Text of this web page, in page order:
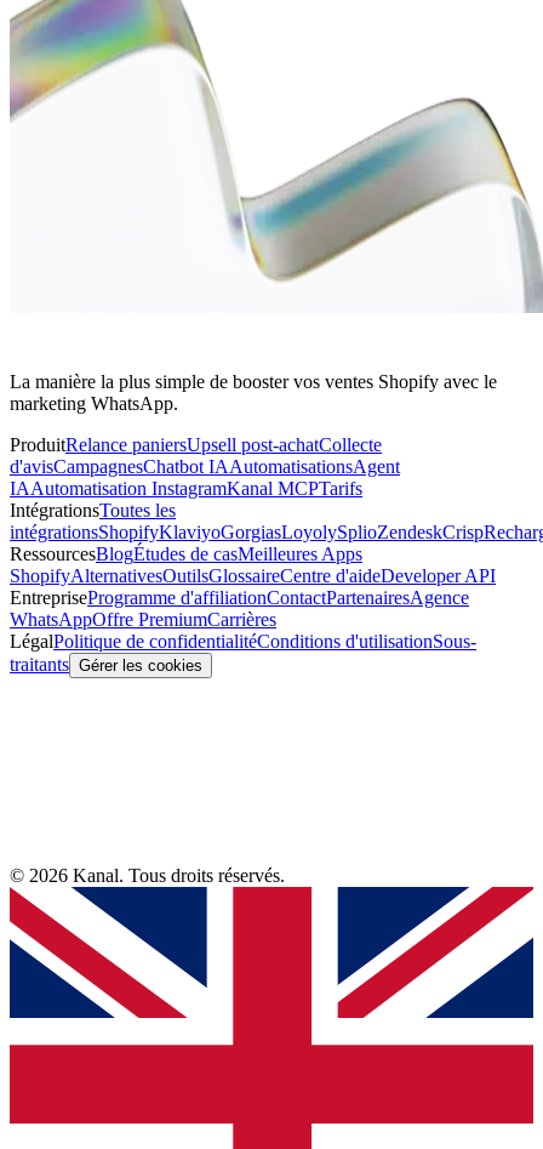
La manière la plus simple de booster vos ventes Shopify avec le
marketing WhatsApp.
ProduitRelance paniersUpsell post-achatCollecte
d'avisCampagnesChatbot IAAutomatisationsAgent
IAAutomatisation InstagramKanal MCPTarifs
IntégrationsToutes les
intégrationsShopifyKlaviyoGorgiasLoyolySplioZendeskCrisp
RessourcesBlogÉtudes de casMeilleures Apps
ShopifyAlternativesOutilsGlossaireCentre d'aideDeveloper API
EntrepriseProgramme d'affiliationContactPartenairesAgence
WhatsAppOffre PremiumCarrières
LégalPolitique de confidentialitéConditions d'utilisationSous-
traitants Gérer les cookies
© 2026 Kanal. Tous droits réservés.